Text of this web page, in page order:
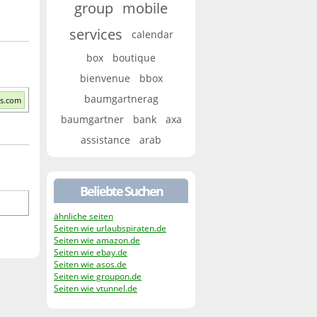
group mobile
services
calendar
box
boutique
bienvenue
bbox
baumgartnerag
baumgartner
bank
axa
assistance
arab
Beliebte Suchen
ähnliche seiten
Seiten wie urlaubspiraten.de
Seiten wie amazon.de
Seiten wie ebay.de
Seiten wie asos.de
Seiten wie groupon.de
Seiten wie vtunnel.de